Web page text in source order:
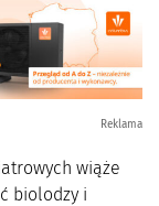
Reklama
wiąże
biolodzy i